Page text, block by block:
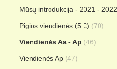
Mūsų introdukcija - 2021 - 2022
Pigios viendienės (5 €) (70)
Viendienės Aa - Ap (46)
Viendienės Ap (47)